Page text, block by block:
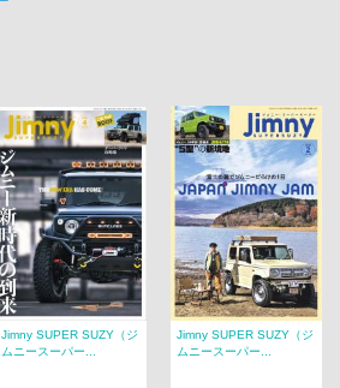
Jimny SUPER SUZY（ジ
ムニースーパー...
Jimny SUPER SUZY（ジ
ムニースーパー...